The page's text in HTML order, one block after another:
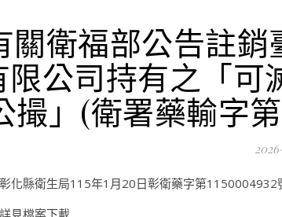
關衛福部公告註
限公司持有之「可
撮」(衛署藥輸字
化縣衛生局115年1月20日彰衛藥字第1150004932
見檔案下載